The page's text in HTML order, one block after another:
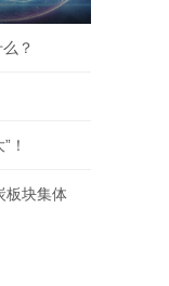
？
！
板块集体